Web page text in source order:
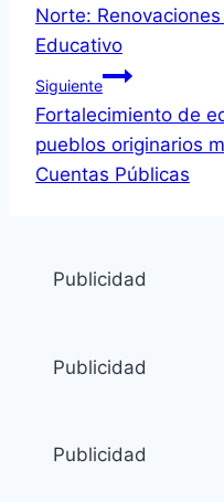
Norte:
Educativo
Siguiente
Fortalecimiento de
pueblos originarios
Cuentas Públicas
Publicidad
Publicidad
Publicidad